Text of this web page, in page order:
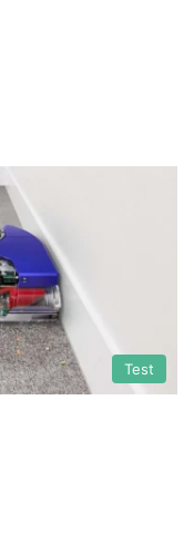
Test